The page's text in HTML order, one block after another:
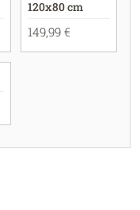
120x80 cm
149,99 €